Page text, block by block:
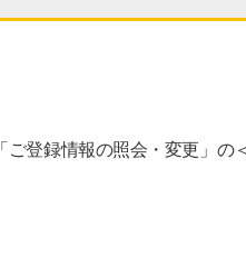
登録情報の照会・変更」の